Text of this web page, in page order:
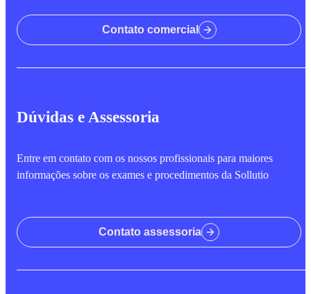
Contato comercial
Dúvidas e Assessoria
Entre em contato com os nossos profissionais para maiores
informações sobre os exames e procedimentos da Sollutio
Contato assessoria